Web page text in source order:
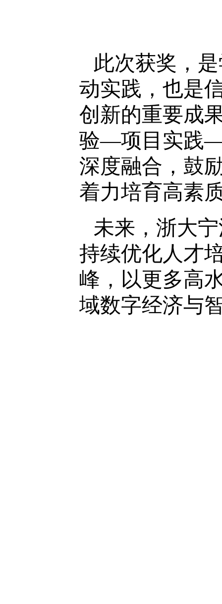
此次获奖，
动实践，也是
创新的重要成
验—项目实践—
深度融合，鼓
着力培育高素
未来，浙大
持续优化人才
峰，以更多高
域数字经济与